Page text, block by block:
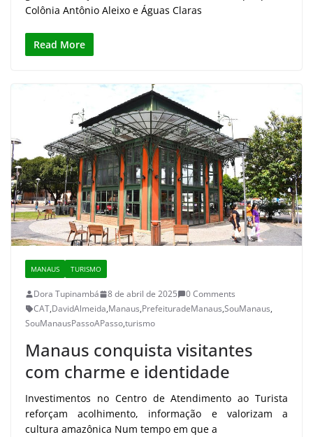
Colônia Antônio Aleixo e Águas Claras
Read More
MANAUS TURISMO
Dora Tupinambá 8 de abril de 2025
0 Comments
CAT,DavidAlmeida,Manaus,PrefeituradeManaus,SouManaus,
SouManausPassoAPasso,turismo
Manaus conquista visitantes
com charme e identidade
Investimentos no Centro de Atendimento ao Turista
reforçam acolhimento, informação e valorizam a
cultura amazônica Num tempo em que a